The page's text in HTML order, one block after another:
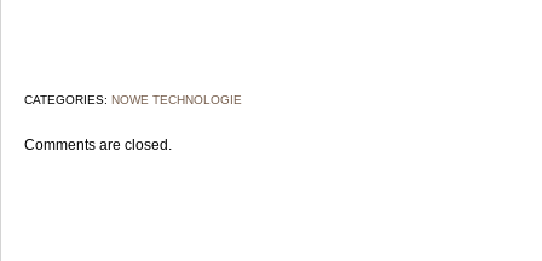
CATEGORIES: NOWE TECHNOLOGIE
Comments are closed.